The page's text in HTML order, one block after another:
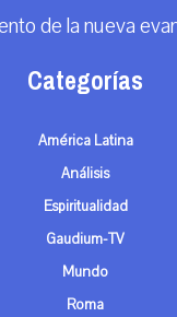
de la nueva
Categorías
América Latina
Análisis
Espiritualidad
Gaudium-TV
Mundo
Roma